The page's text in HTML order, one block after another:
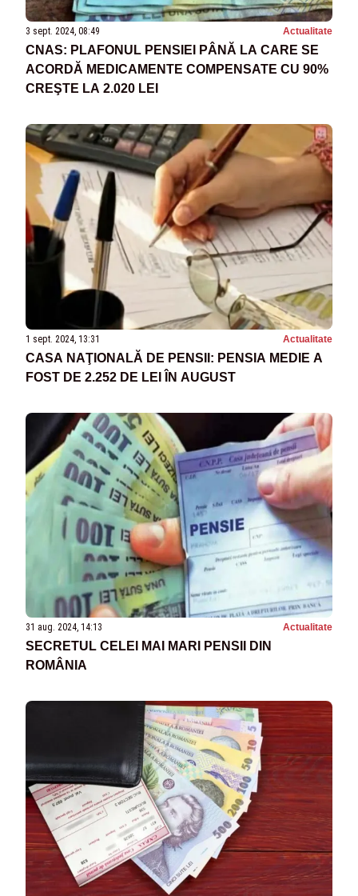
3 sept. 2024, 08:49 Actualitate
CNAS: PLAFONUL PENSIEI PÂNĂ LA CARE SE
ACORDĂ MEDICAMENTE COMPENSATE CU 90%
CREŞTE LA 2.020 LEI
1 sept. 2024, 13:31 Actualitate
CASA NAŢIONALĂ DE PENSII: PENSIA MEDIE A
FOST DE 2.252 DE LEI ÎN AUGUST
31 aug. 2024, 14:13 Actualitate
SECRETUL CELEI MAI MARI PENSII DIN
ROMÂNIA